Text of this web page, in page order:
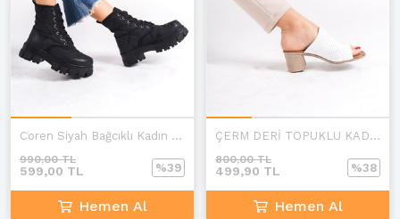
Coren Siyah Bağcıklı Kadın Bot
599,00 TL
990,00 TL
%39
Hemen Al
ÇERM DERİ TOPUKLU KADIN TERLİK
499,90 TL
800,00 TL
%38
Hemen Al